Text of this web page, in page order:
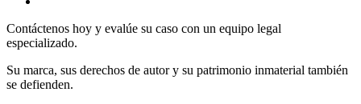
Contáctenos hoy y evalúe su caso con un equipo legal
especializado.
Su marca, sus derechos de autor y su patrimonio inmaterial también
se defienden.